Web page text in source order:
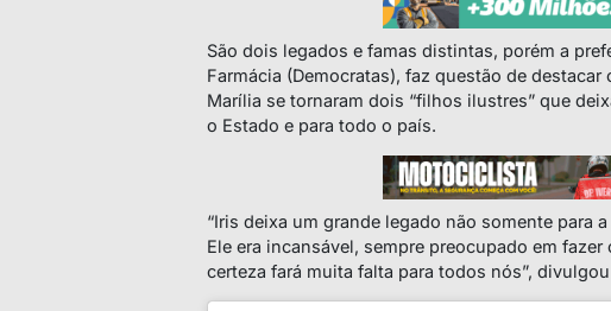
São dois legados e famas distintas, porém a
Farmácia (Democratas), faz questão de
Marília se tornaram dois “filhos ilustres” que
o Estado e para todo o país.
“Iris deixa um grande legado não somente para
Ele era incansável, sempre preocupado em
certeza fará muita falta para todos nós”,